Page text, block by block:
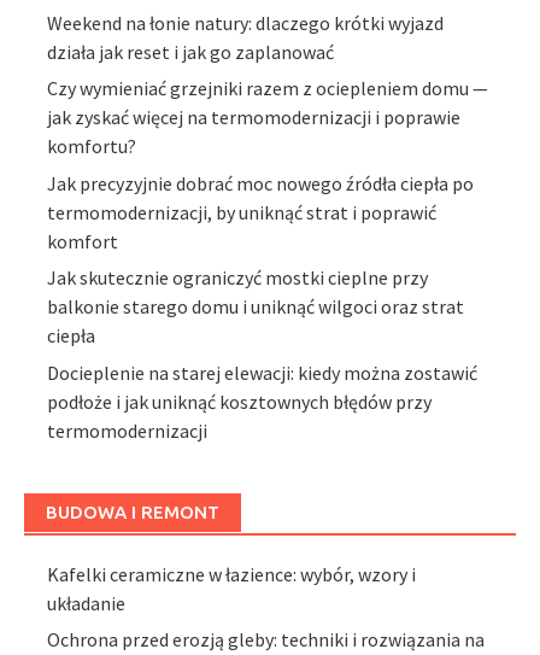
Weekend na łonie natury: dlaczego krótki wyjazd
działa jak reset i jak go zaplanować
Czy wymieniać grzejniki razem z ociepleniem domu —
jak zyskać więcej na termomodernizacji i poprawie
komfortu?
Jak precyzyjnie dobrać moc nowego źródła ciepła po
termomodernizacji, by uniknąć strat i poprawić
komfort
Jak skutecznie ograniczyć mostki cieplne przy
balkonie starego domu i uniknąć wilgoci oraz strat
ciepła
Docieplenie na starej elewacji: kiedy można zostawić
podłoże i jak uniknąć kosztownych błędów przy
termomodernizacji
BUDOWA I REMONT
Kafelki ceramiczne w łazience: wybór, wzory i
układanie
Ochrona przed erozją gleby: techniki i rozwiązania na